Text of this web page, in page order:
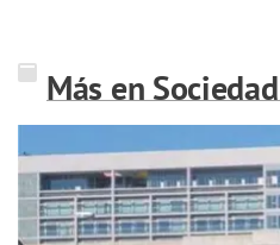
Más en Sociedad